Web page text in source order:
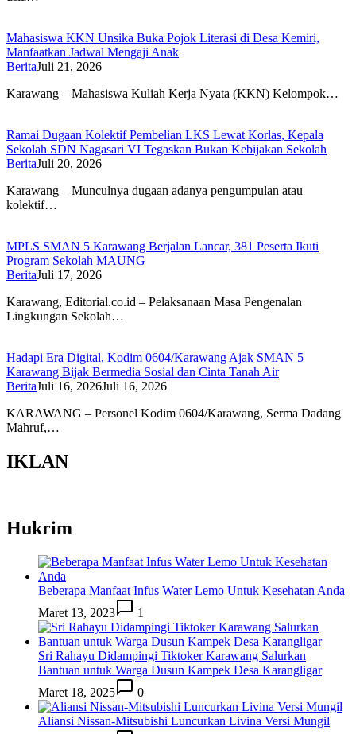
Mahasiswa KKN Unsika Buka Pojok Literasi di Desa Kemiri,
Manfaatkan Jadwal Mengaji Anak
BeritaJuli 21, 2026
Karawang – Mahasiswa Kuliah Kerja Nyata (KKN) Kelompok…
Ramai Dugaan Kolektif Pembelian LKS Lewat Korlas, Kepala
Sekolah SDN Nagasari VI Tegaskan Bukan Kebijakan Sekolah
BeritaJuli 20, 2026
Karawang – Munculnya dugaan adanya pengumpulan atau
kolektif…
MPLS SMAN 5 Karawang Berjalan Lancar, 381 Peserta Ikuti
Program Sekolah MAUNG
BeritaJuli 17, 2026
Karawang, Editorial.co.id – Pelaksanaan Masa Pengenalan
Lingkungan Sekolah…
Hadapi Era Digital, Kodim 0604/Karawang Ajak SMAN 5
Karawang Bijak Bermedia Sosial dan Cinta Tanah Air
BeritaJuli 16, 2026Juli 16, 2026
KARAWANG – Personel Kodim 0604/Karawang, Serma Dadang
Mahruf,…
IKLAN
Hukrim
Beberapa Manfaat Infus Water Lemo Untuk Kesehatan Anda
Maret 13, 2023
1
Sri Rahayu Didampingi Tiktoker Karawang Salurkan
Bantuan untuk Warga Dusun Kampek Desa Karangligar
Maret 18, 2025
0
Aliansi Nissan-Mitsubishi Luncurkan Livina Versi Mungil